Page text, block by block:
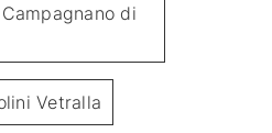
di
Vetralla